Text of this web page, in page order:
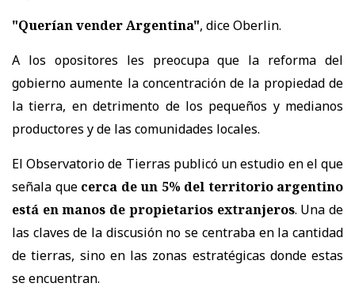
"Querían vender Argentina", dice Oberlin.
A los opositores les preocupa que la reforma del
gobierno aumente la concentración de la propiedad de
la tierra, en detrimento de los pequeños y medianos
productores y de las comunidades locales.
El Observatorio de Tierras publicó un estudio en el que
señala que cerca de un 5% del territorio argentino
está en manos de propietarios extranjeros. Una de
las claves de la discusión no se centraba en la cantidad
de tierras, sino en las zonas estratégicas donde estas
se encuentran.